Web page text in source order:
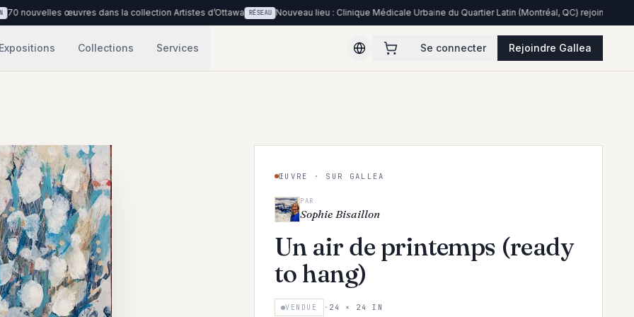
œuvres dans la collection Artistes d’Ottawa RÉSEAU Nouveau lieu : Clinique Médicale Urbaine du Quartier Latin (Montréal, QC) rejoint le réseau
Expositions Collections Services Se connecter Rejoindre Gallea
ŒUVRE · SUR GALLEA
PAR
Sophie Bisaillon
Un air de printemps (ready
to hang)
VENDUE · 24 × 24 IN